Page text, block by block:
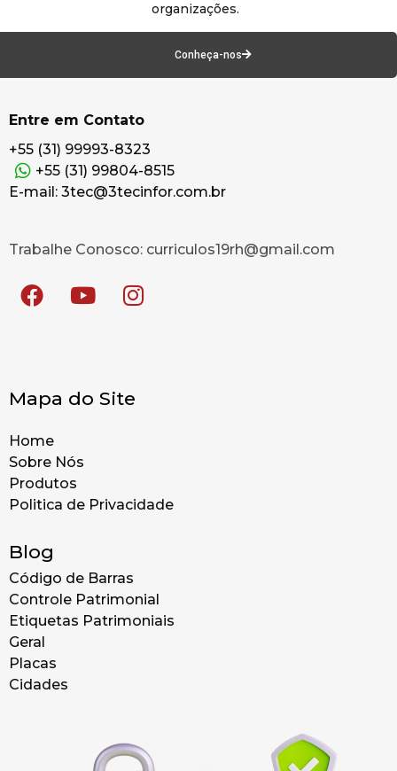
organizações.
Conheça-nos
Entre em Contato
+55 (31) 99993-8323
+55 (31) 99804-8515
E-mail: 3tec@3tecinfor.com.br
Trabalhe Conosco: curriculos19rh@gmail.com
Mapa do Site
Home
Sobre Nós
Produtos
Politica de Privacidade
Blog
Código de Barras
Controle Patrimonial
Etiquetas Patrimoniais
Geral
Placas
Cidades